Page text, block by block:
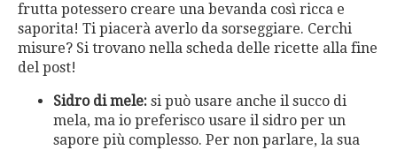
frutta potessero creare una bevanda così ricca e
saporita! Ti piacerà averlo da sorseggiare. Cerchi
misure? Si trovano nella scheda delle ricette alla fine
del post!
Sidro di mele: si può usare anche il succo di
mela, ma io preferisco usare il sidro per un
sapore più complesso. Per non parlare, la sua